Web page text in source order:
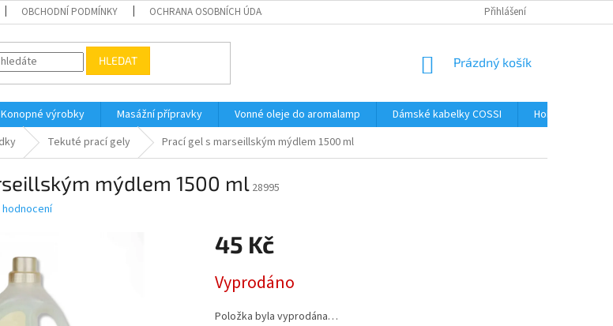
OBCHODNÍ PODMÍNKY OCHRANA OSOBNÍCH ÚDAJŮ Přihlášení
HLEDAT
NÁKUPNÍ
Prázdný košík
Konopné výrobky Masážní přípravky Vonné oleje do aromalamp Dámské kabelky COSSI Hobby
Tekuté prací gely Prací gel s marseillským mýdlem 1500 ml
mýdlem 1500 ml 28995
45 Kč
cena:
Vyprodáno
Položka byla vyprodána…